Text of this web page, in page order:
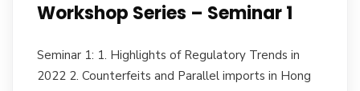
Workshop Series – Seminar 1
Seminar 1: 1. Highlights of Regulatory Trends in
2022 2. Counterfeits and Parallel imports in Hong